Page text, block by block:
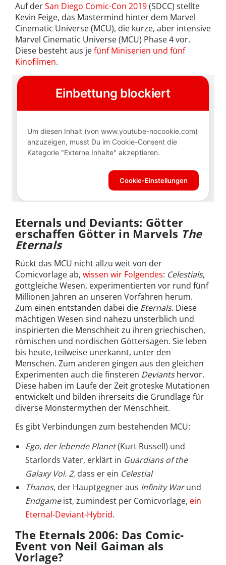
Auf derSan Diego Comic-Con 2019(SDCC) stellte
Kevin Feige, das Mastermind hinter dem Marvel
Cinematic Universe (MCU), die kurze, aber intensive
Marvel Cinematic Universe (MCU) Phase 4 vor.
Diese besteht aus jefünf Miniserien und fünf
Kinofilmen.
Eternals und Deviants: Götter
erschaffen Götter in Marvels The
Eternals
Rückt das MCU nicht allzu weit von der
Comicvorlage ab, wissen wir Folgendes: Celestials,
gottgleiche Wesen, experimentierten vor rund fünf
Millionen Jahren an unseren Vorfahren herum.
Zum einen entstanden dabei die Eternals. Diese
mächtigen Wesen sind nahezu unsterblich und
inspirierten die Menschheit zu ihren griechischen,
römischen und nordischen Göttersagen. Sie leben
bis heute, teilweise unerkannt, unter den
Menschen. Zum anderen gingen aus den gleichen
Experimenten auch die finsteren Deviantshervor.
Diese haben im Laufe der Zeit groteske Mutationen
entwickelt und bilden ihrerseits die Grundlage für
diverse Monstermythen der Menschheit.
Es gibt Verbindungen zum bestehenden MCU:
Ego, der lebende Planet(Kurt Russell) und
Starlords Vater, erklärt in Guardians of the
Galaxy Vol. 2, dass er ein Celestial
Thanos, der Hauptgegner aus Infinity Warund
Endgameist, zumindest per Comicvorlage, ein
Eternal-Deviant-Hybrid.
The Eternals 2006: Das Comic-
Event von Neil Gaiman als
Vorlage?